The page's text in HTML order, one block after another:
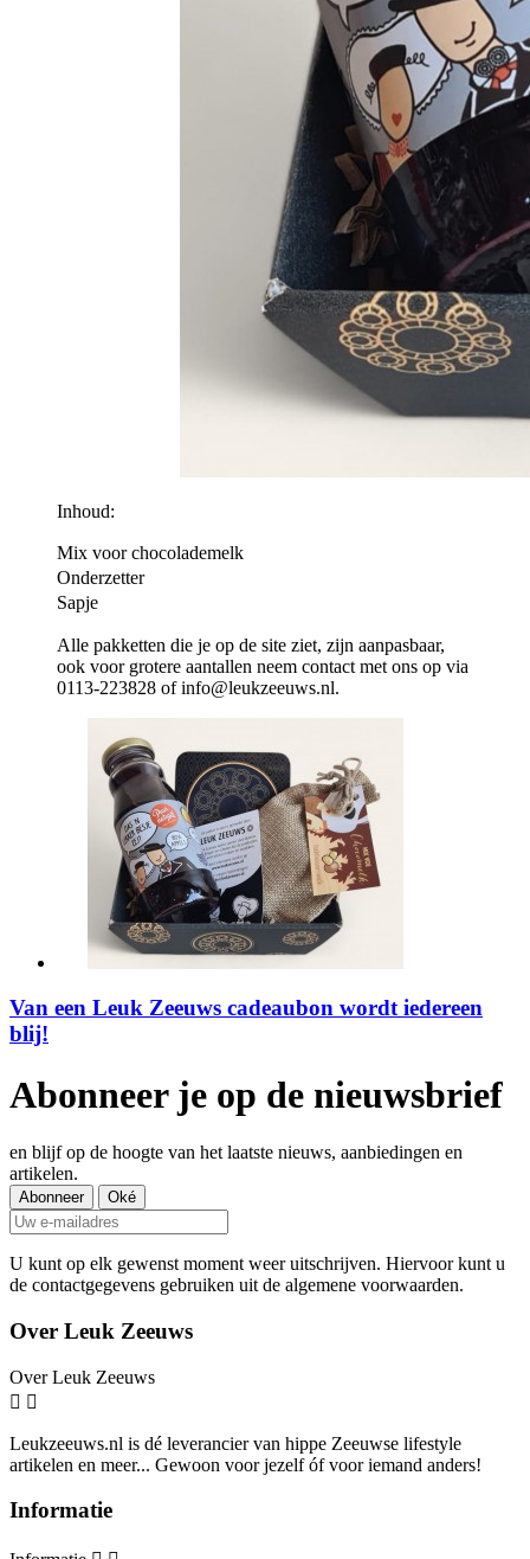
Inhoud:
Mix voor chocolademelk
Onderzetter
Sapje
Alle pakketten die je op de site ziet, zijn aanpasbaar,
ook voor grotere aantallen neem contact met ons op via
0113-223828 of info@leukzeeuws.nl.
Van een Leuk Zeeuws cadeaubon wordt iedereen
blij!
Abonneer je op de nieuwsbrief
en blijf op de hoogte van het laatste nieuws, aanbiedingen en
artikelen.
U kunt op elk gewenst moment weer uitschrijven. Hiervoor kunt u
de contactgegevens gebruiken uit de algemene voorwaarden.
Over Leuk Zeeuws
Over Leuk Zeeuws
 
Leukzeeuws.nl is dé leverancier van hippe Zeeuwse lifestyle
artikelen en meer... Gewoon voor jezelf óf voor iemand anders!
Informatie